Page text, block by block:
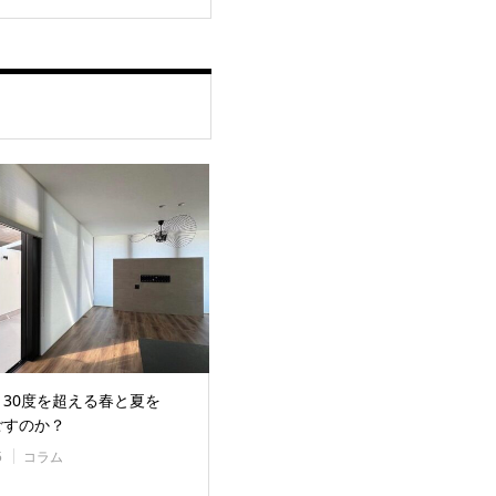
30度を超える春と夏を
のか？
コラム